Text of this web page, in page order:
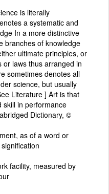
is literally
a systematic and
In a more distinctive
branches of knowledge
ultimate principles, or
or laws thus arranged in
sometimes denotes all
science, but usually
Literature ] Art is that
skill in performance
Dictionary, ©
as of a word or
facility, measured by